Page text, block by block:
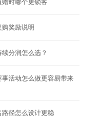
时哪个更锁客
奖励说明
分润怎么选？
活动怎么做更容易带来
径怎么设计更稳